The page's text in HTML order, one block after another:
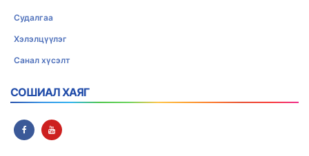
Судалгаа
Хэлэлцүүлэг
Санал хүсэлт
СОШИАЛ ХАЯГ